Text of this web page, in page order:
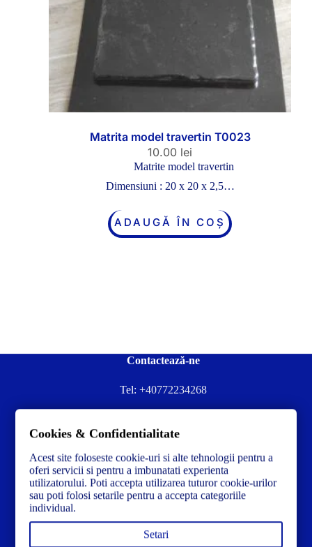
Matrita model travertin T0023
10.00 lei
Matrite model travertin
Dimensiuni : 20 x 20 x 2,5…
ADAUGĂ ÎN COȘ
Contactează-ne
Tel: +40772234268
Contacteză-ne la:✉️contact@concrete-forma.com
Str. Dacia Nr 12 Ineu, Arad 315300 Romania
Cookies & Confidentialitate
Acest site foloseste cookie-uri si alte tehnologii pentru a
oferi servicii si pentru a imbunatati experienta
utilizatorului. Poti accepta utilizarea tuturor cookie-urilor
sau poti folosi setarile pentru a accepta categoriile
individual.
Setari